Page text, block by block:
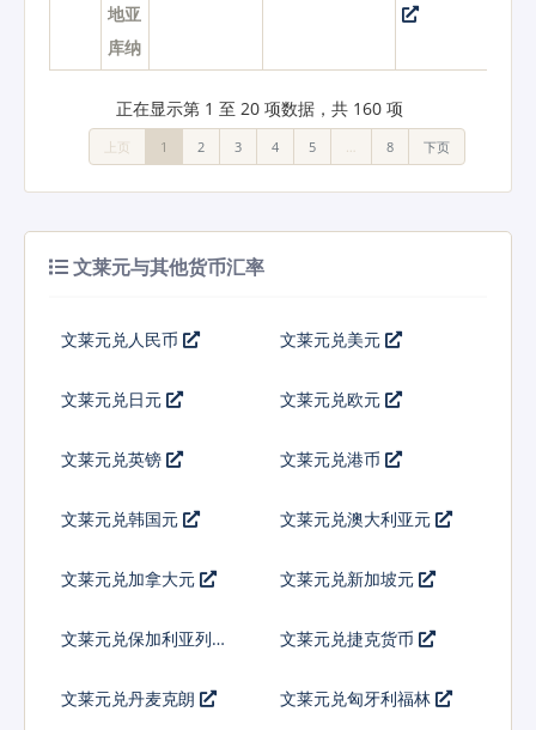
地亚
库纳
正在显示第 1 至 20 项数据，共 160 项
上页 1 2 3 4 5 8 下页
文莱元与其他货币汇率
文莱元兑人民币 文莱元兑美元
文莱元兑日元 文莱元兑欧元
文莱元兑英镑 文莱元兑港币
文莱元兑韩国元 文莱元兑澳大利亚元
文莱元兑加拿大元 文莱元兑新加坡元
文莱元兑保加利亚列弗 文莱元兑捷克货币
文莱元兑丹麦克朗 文莱元兑匈牙利福林